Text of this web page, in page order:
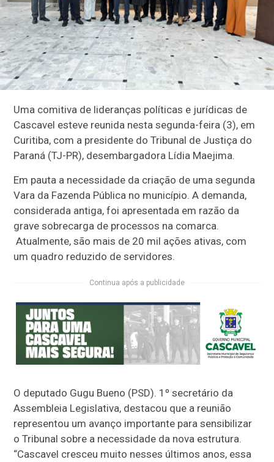
Uma comitiva de lideranças políticas e jurídicas de
Cascavel esteve reunida nesta segunda-feira (3), em
Curitiba, com a presidente do Tribunal de Justiça do
Paraná (TJ-PR), desembargadora Lídia Maejima.
Em pauta a necessidade da criação de uma segunda
Vara da Fazenda Pública no município. A demanda,
considerada antiga, foi apresentada em razão da
grave sobrecarga de processos na comarca.
Atualmente, são mais de 20 mil ações ativas, com
um quadro reduzido de servidores.
Continua após a publicidade
O deputado Gugu Bueno (PSD). 1º secretário da
Assembleia Legislativa, destacou que a reunião
representou um avanço importante para sensibilizar
o Tribunal sobre a necessidade da nova estrutura.
“Cascavel cresceu muito nesses últimos anos, essa